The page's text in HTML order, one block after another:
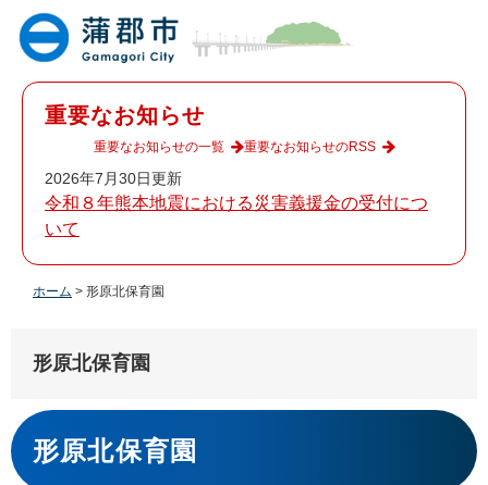
重要なお知らせ
2026年7月30日更新
令和８年熊本地震における災害義援金の受付につ
いて
重要なお知らせの一覧 重要なお知らせのRSS
ホーム > 形原北保育園
形原北保育園
本
文
形原北保育園